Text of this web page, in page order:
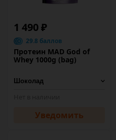
1 490 ₽
29.8 баллов
Протеин MAD God of
Whey 1000g (bag)
Уведомить